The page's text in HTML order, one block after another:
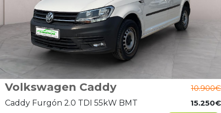
Volkswagen Caddy
Caddy Furgón 2.0 TDI 55kW BMT
10.900€
15.250€